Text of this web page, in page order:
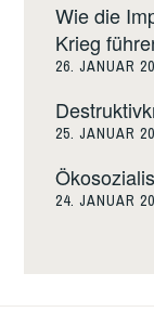
Wie die
Krieg
26. JANUAR
25. JANUAR
24. JANUAR